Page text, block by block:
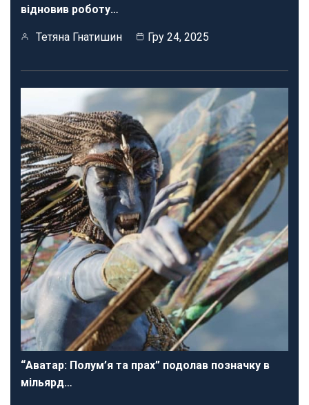
відновив роботу…
Тетяна Гнатишин Гру 24, 2025
“Аватар: Полум’я та прах” подолав позначку в
мільярд…